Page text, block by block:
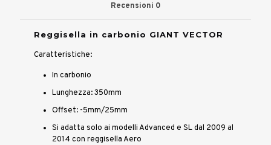
Recensioni 0
Reggisella in carbonio GIANT VECTOR
Caratteristiche:
In carbonio
Lunghezza: 350mm
Offset: -5mm/25mm
Si adatta solo ai modelli Advanced e SL dal 2009 al
2014 con reggisella Aero